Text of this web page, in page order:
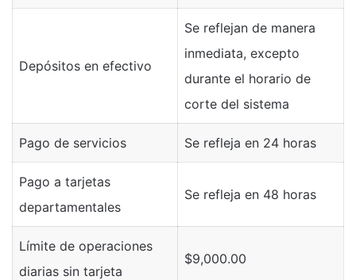
Depósitos en efectivo
Se reflejan de manera
inmediata, excepto
durante el horario de
corte del sistema
Pago de servicios Se refleja en 24 horas
Pago a tarjetas
departamentales
Se refleja en 48 horas
Límite de operaciones
diarias sin tarjeta
$9,000.00